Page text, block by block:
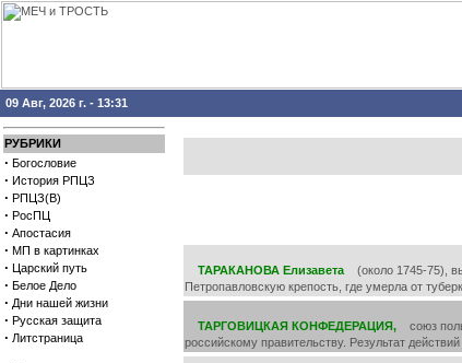
09 Авг, 2026 г. - 13:31
РУБРИКИ
· Богословие
· История РПЦЗ
· РПЦЗ(В)
· РосПЦ
· Апостасия
· МП в картинках
· Царский путь
· Белое Дело
· Дни нашей жизни
· Русская защита
· Литстраница
ТАРАКАНОВА Елизавета (около 1745-75),
Петропавловскую крепость, где умерла от
ТАРГОВИЦКАЯ КОНФЕДЕРАЦИЯ, союз
российскому правительству. Результат